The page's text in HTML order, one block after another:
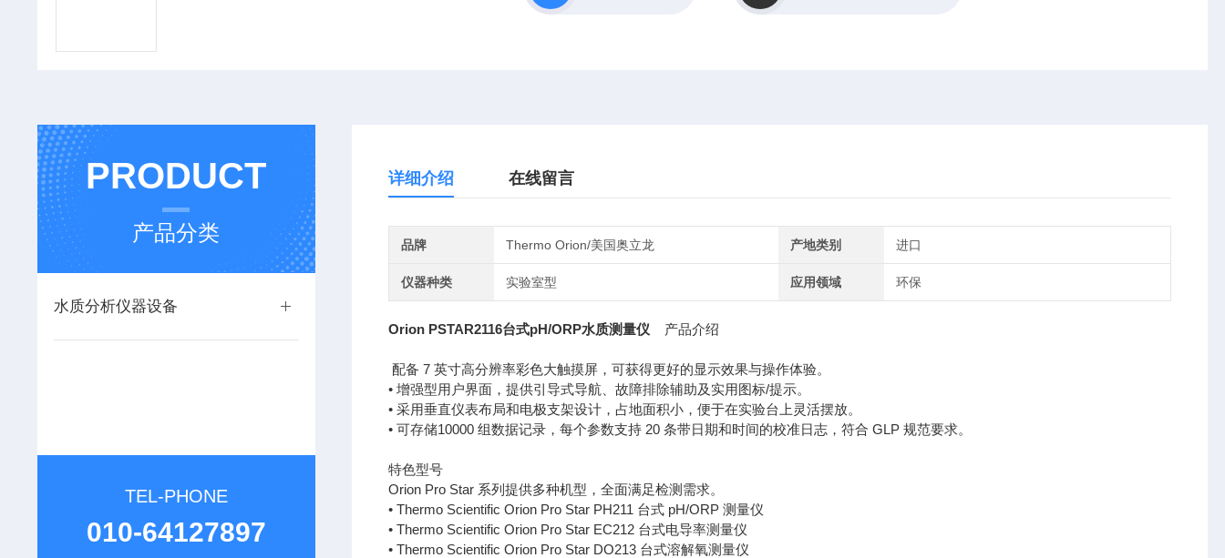
PRODUCT
产品分类
水质分析仪器设备
TEL-PHONE
010-64127897
详细介绍 在线留言
品牌 Thermo Orion/美国奥立龙 产地类别 进口
仪器种类 实验室型 应用领域 环保
Orion PSTAR2116台式pH/ORP水质测量仪 产品介绍
配备 7 英寸高分辨率彩色大触摸屏，可获得更好的显示效果与操作体验。
• 增强型用户界面，提供引导式导航、故障排除辅助及实用图标/提示。
• 采用垂直仪表布局和电极支架设计，占地面积小，便于在实验台上灵活摆放。
• 可存储10000 组数据记录，每个参数支持 20 条带日期和时间的校准日志，符合 GLP 规范要求。
特色型号
Orion Pro Star 系列提供多种机型，全面满足检测需求。
• Thermo Scientific Orion Pro Star PH211 台式 pH/ORP 测量仪
• Thermo Scientific Orion Pro Star EC212 台式电导率测量仪
• Thermo Scientific Orion Pro Star DO213 台式溶解氧测量仪